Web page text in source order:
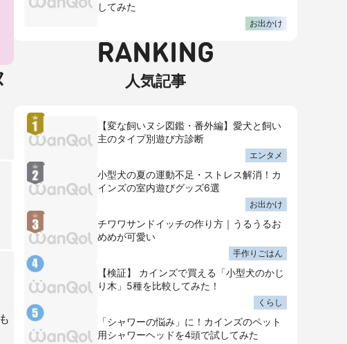
してみた
お出かけ
RANKING
人気記事
【変な飼いヌシ図鑑・番外編】愛犬と飼い
主のタイプ別遊び方診断
エンタメ
小型犬の夏の運動不足・ストレス解消！カ
インズの室内遊びグッズ6選
お出かけ
チワワサンドイッチの作り方｜うるうるお
めめが可愛い
手作りごはん
【検証】 カインズで買える「小型犬のかじ
り木」5種を比較してみた！
くらし
「シャワーの悩み」に！カインズのペット
用シャワーヘッドを4頭で試してみた